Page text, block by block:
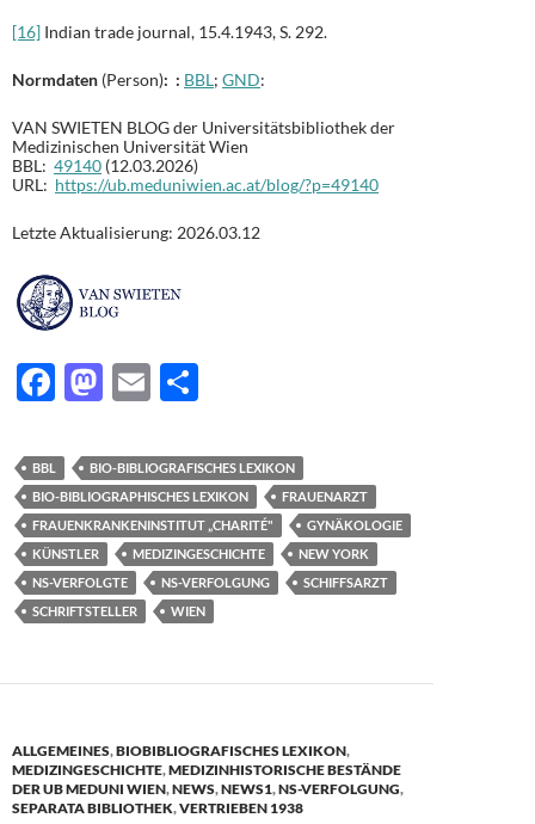
[16] Indian trade journal, 15.4.1943, S. 292.
Normdaten (Person): : BBL; GND:
VAN SWIETEN BLOG der Universitätsbibliothek der
Medizinischen Universität Wien
BBL: 49140 (12.03.2026)
URL: https://ub.meduniwien.ac.at/blog/?p=49140
Letzte Aktualisierung: 2026.03.12
F
e
b
o
o
k
M
to
d
o
n
E
ail le
n
BBL
BIO-BIBLIOGRAFISCHES LEXIKON
BIO-BIBLIOGRAPHISCHES LEXIKON
FRAUENARZT
FRAUENKRANKENINSTITUT „CHARITÉ"
GYNÄKOLOGIE
KÜNSTLER
MEDIZINGESCHICHTE
NEW YORK
NS-VERFOLGTE
NS-VERFOLGUNG
SCHIFFSARZT
SCHRIFTSTELLER
WIEN
ALLGEMEINES,BIOBIBLIOGRAFISCHES LEXIKON,
MEDIZINGESCHICHTE,MEDIZINHISTORISCHE BESTÄNDE
DER UB MEDUNI WIEN,NEWS,NEWS1,NS-VERFOLGUNG,
SEPARATA BIBLIOTHEK,VERTRIEBEN 1938